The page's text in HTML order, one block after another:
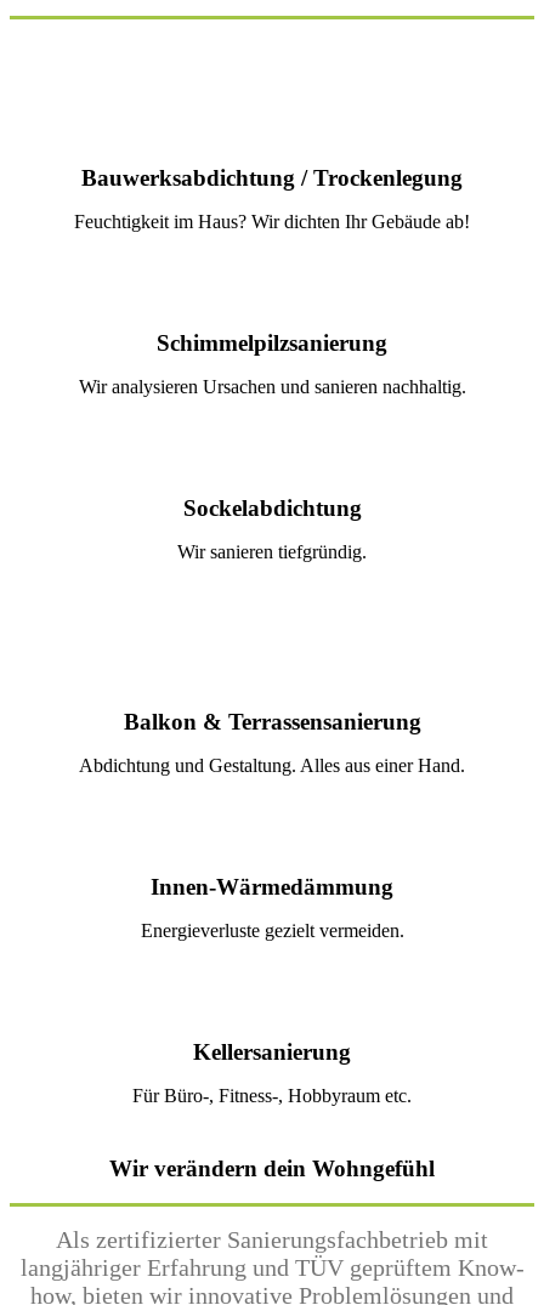
Bauwerks­abdichtung / Trocken­legung
Feuchtigkeit im Haus? Wir dichten Ihr Gebäude ab!
Schimmel­pilz­sanierung
Wir analysieren Ursachen und sanieren nachhaltig.
Sockel­abdichtung
Wir sanieren tiefgründig.
Balkon & Terrassen­sanierung
Abdichtung und Gestaltung. Alles aus einer Hand.
Innen-Wärme­dämmung
Energieverluste gezielt vermeiden.
Keller­sanierung
Für Büro-, Fitness-, Hobbyraum etc.
Wir verändern dein Wohngefühl
Als zertifizierter Sanierungsfachbetrieb mit
langjähriger Erfahrung und TÜV geprüftem Know-
how, bieten wir innovative Problemlösungen und